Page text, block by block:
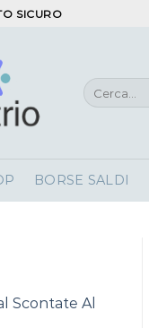
SICURO
Cerca:
BORSE SALDI
Scontate Al